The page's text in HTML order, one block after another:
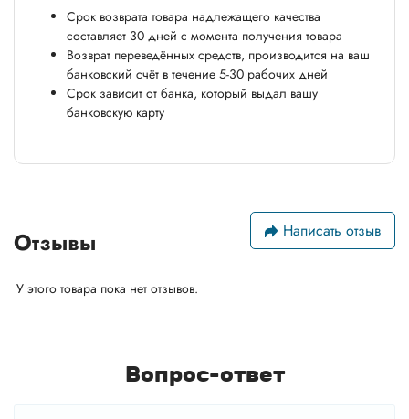
Срок возврата товара надлежащего качества
составляет 30 дней с момента получения товара
Возврат переведённых средств, производится на ваш
банковский счёт в течение 5-30 рабочих дней
Срок зависит от банка, который выдал вашу
банковскую карту
Отзывы Написать отзыв
У этого товара пока нет отзывов.
Вопрос-ответ